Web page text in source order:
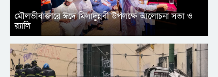
মৌলভীবাজারে ঈদে মিলাদুন্নবী উপলক্ষে আলোচনা সভা ও
র‍্যালি